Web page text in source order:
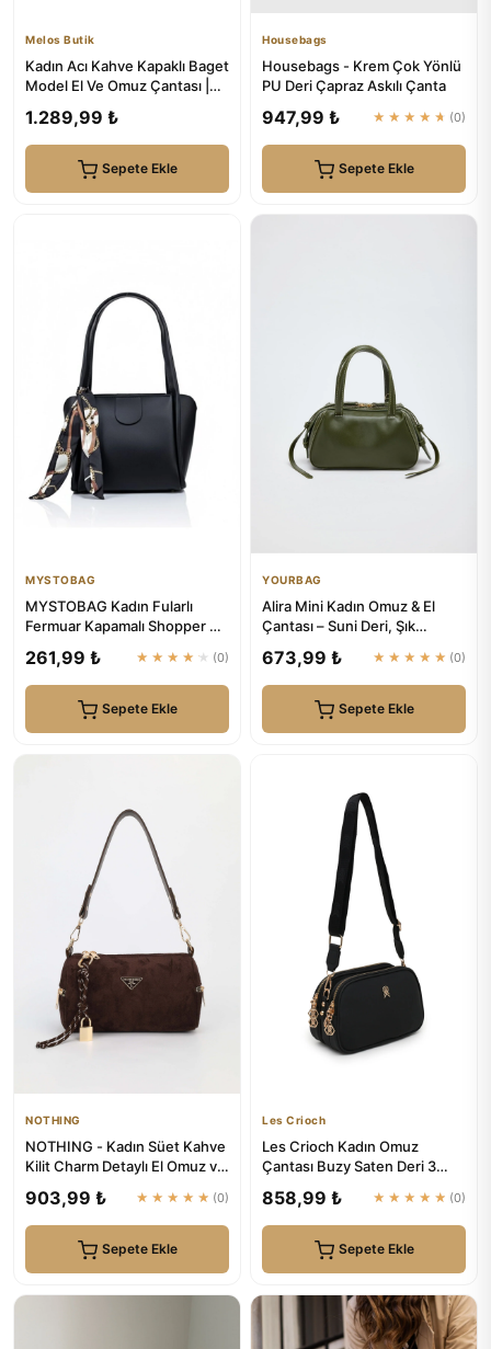
Melos Butik
Kadın Acı Kahve Kapaklı Baget
Model El Ve Omuz Çantası |
1.289,99 ₺
Sepete Ekle
Housebags
Housebags - Krem Çok Yönlü
PU Deri Çapraz Askılı Çanta
947,99 ₺ ★★★★★ (0)
Sepete Ekle
MYSTOBAG
MYSTOBAG Kadın Fularlı
Fermuar Kapamalı Shopper El
261,99 ₺ ★★★★★ (0)
Sepete Ekle
YOURBAG
Alira Mini Kadın Omuz & El
Çantası – Suni Deri, Şık
673,99 ₺ ★★★★★ (0)
Sepete Ekle
NOTHING
NOTHING - Kadın Süet Kahve
Kilit Charm Detaylı El Omuz ve
903,99 ₺ ★★★★★ (0)
Sepete Ekle
Les Crioch
Les Crioch Kadın Omuz
Çantası Buzy Saten Deri 3
858,99 ₺ ★★★★★ (0)
Sepete Ekle